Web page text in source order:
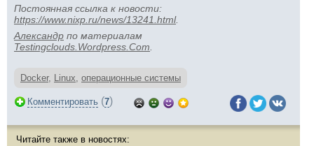
Постоянная ссылка к новости:
https://www.nixp.ru/news/13241.html.
Aлександр по материалам
Testingclouds.Wordpress.Com
Docker, Linux, операционные системы
Комментировать (7)
Читайте также в новостях: